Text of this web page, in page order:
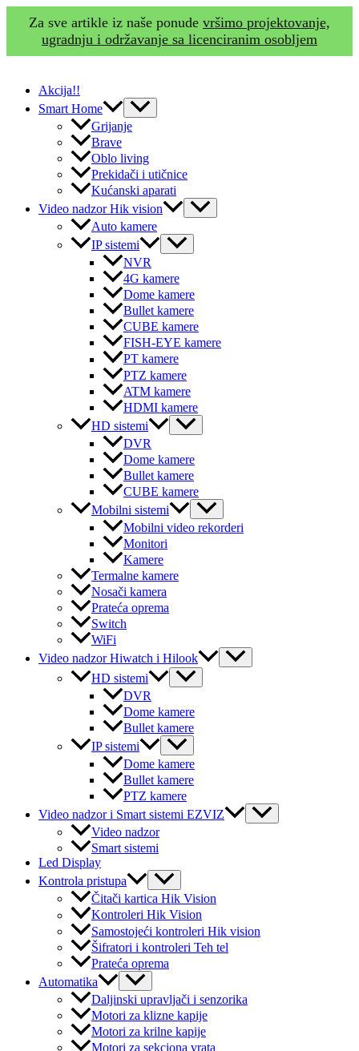
Za sve artikle iz naše ponude vršimo projektovanje,
ugradnju i održavanje sa licenciranim osobljem
contentAkcija!!
Smart Home
Menu
Toggle
Grijanje
Brave
Oblo living
Prekidači i utičnice
Kućanski aparati
Video nadzor Hik vision
Menu
Toggle
Auto kamere
IP sistemi
Menu
Toggle
NVR
4G kamere
Dome kamere
Bullet kamere
CUBE kamere
FISH-EYE kamere
PT kamere
PTZ kamere
ATM kamere
HDMI kamere
HD sistemi
Menu
Toggle
DVR
Dome kamere
Bullet kamere
CUBE kamere
Mobilni sistemi
Menu
Toggle
Mobilni video rekorderi
Monitori
Kamere
Termalne kamere
Nosači kamera
Prateća oprema
Switch
WiFi
Video nadzor Hiwatch i Hilook
Menu
Toggle
HD sistemi
Menu
Toggle
DVR
Dome kamere
Bullet kamere
IP sistemi
Menu
Toggle
Dome kamere
Bullet kamere
PTZ kamere
Video nadzor i Smart sistemi EZVIZ
Menu
Toggle
Video nadzor
Smart sistemi
Led Display
Kontrola pristupa
Menu
Toggle
Čitači kartica Hik Vision
Kontroleri Hik Vision
Samostojeći kontroleri Hik vision
Šifratori i kontroleri Teh tel
Prateća oprema
Automatika
Menu
Toggle
Daljinski upravljači i senzorika
Motori za klizne kapije
Motori za krilne kapije
Motori za sekciona vrata